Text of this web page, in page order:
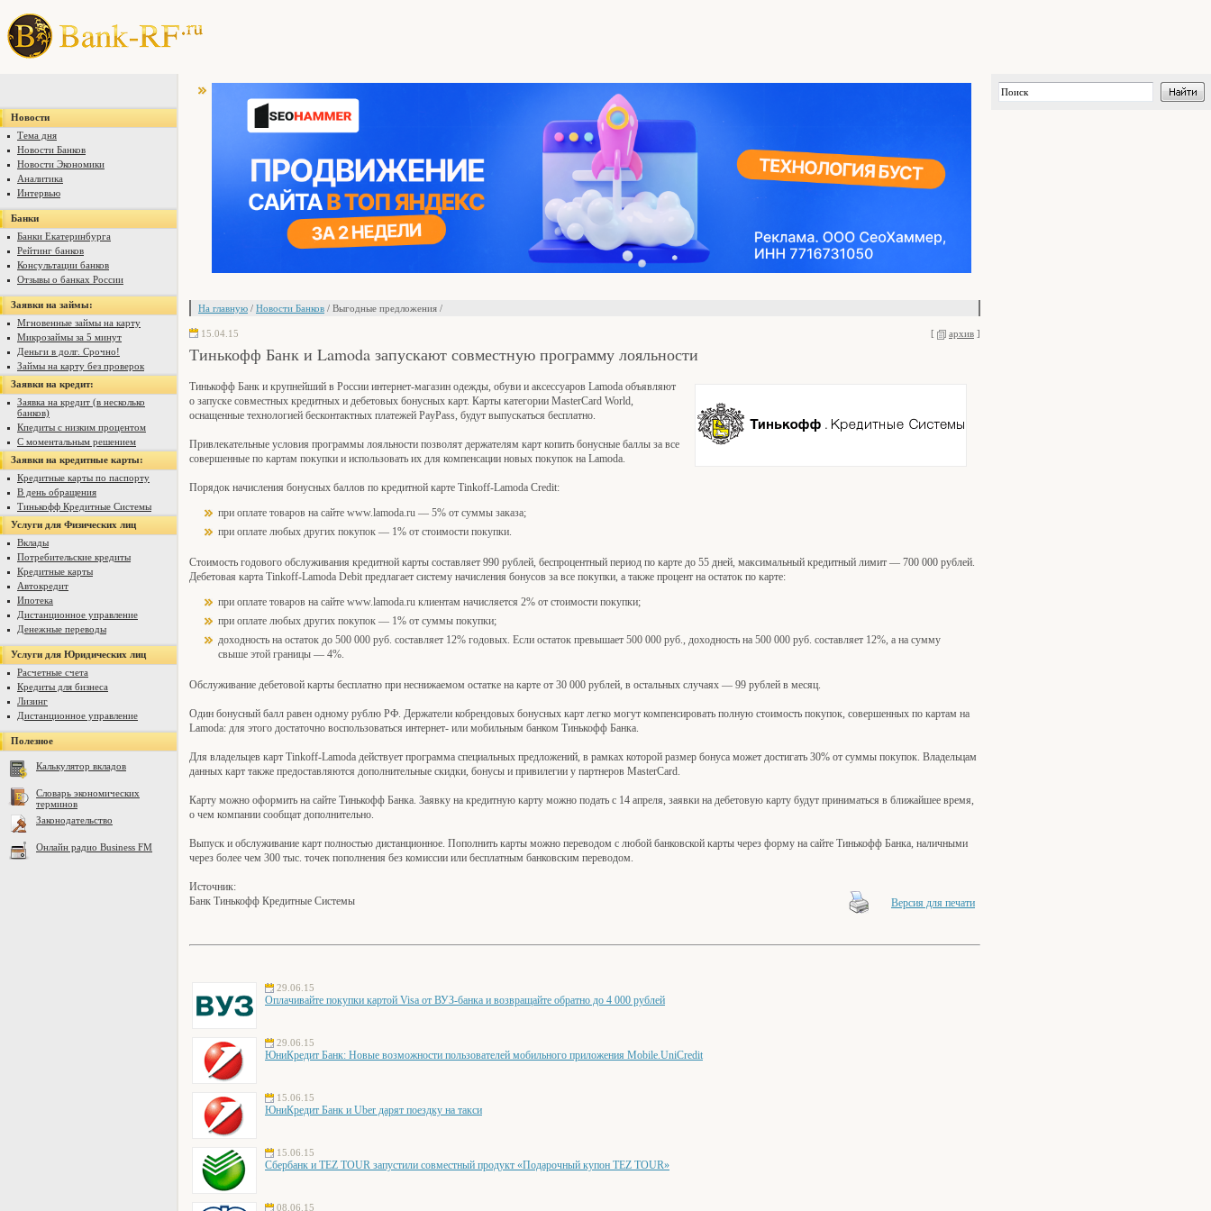
Новости
Тема дня
Новости Банков
Новости Экономики
Аналитика
Интервью
Банки
Банки Екатеринбурга
Рейтинг банков
Консультации банков
Отзывы о банках России
Заявки на займы:
Мгновенные займы на карту
Микрозаймы за 5 минут
Деньги в долг. Срочно!
Займы на карту без проверок
Заявки на кредит:
Заявка на кредит (в несколько
банков)
Кпедиты с низким процентом
С моментальным решением
Заявки на кредитные карты:
Кредитные карты по паспорту
В день обращения
Тинькофф Кредитные Системы
Услуги для Физических лиц
Вклады
Потребительские кредиты
Кредитные карты
Автокредит
Ипотека
Дистанционное управление
Денежные переводы
Услуги для Юридических лиц
Расчетные счета
Кредиты для бизнеса
Лизинг
Дистанционное управление
Полезное
Калькулятор вкладов
Словарь экономических
терминов
Законодательство
Онлайн радио Business FM
На главную / Новости Банков / Выгодные предложения /
[ архив ]
15.04.15
Тинькофф Банк и Lamoda запускают совместную программу лояльности
Тинькофф Банк и крупнейший в России интернет-магазин одежды, обуви и аксессуаров Lamoda объявляют
о запуске совместных кредитных и дебетовых бонусных карт. Карты категории MasterCard World,
оснащенные технологией бесконтактных платежей PayPass, будут выпускаться бесплатно.
Привлекательные условия программы лояльности позволят держателям карт копить бонусные баллы за все
совершенные по картам покупки и использовать их для компенсации новых покупок на Lamoda.
Порядок начисления бонусных баллов по кредитной карте Tinkoff-Lamoda Credit:
при оплате товаров на сайте www.lamoda.ru — 5% от суммы заказа;
при оплате любых других покупок — 1% от стоимости покупки.
Стоимость годового обслуживания кредитной карты составляет 990 рублей, беспроцентный период по карте до 55 дней, максимальный кредитный лимит — 700 000 рублей.
Дебетовая карта Tinkoff-Lamoda Debit предлагает систему начисления бонусов за все покупки, а также процент на остаток по карте:
при оплате товаров на сайте www.lamoda.ru клиентам начисляется 2% от стоимости покупки;
при оплате любых других покупок — 1% от суммы покупки;
доходность на остаток до 500 000 руб. составляет 12% годовых. Если остаток превышает 500 000 руб., доходность на 500 000 руб. составляет 12%, а на сумму
свыше этой границы — 4%.
Обслуживание дебетовой карты бесплатно при неснижаемом остатке на карте от 30 000 рублей, в остальных случаях — 99 рублей в месяц.
Один бонусный балл равен одному рублю РФ. Держатели кобрендовых бонусных карт легко могут компенсировать полную стоимость покупок, совершенных по картам на
Lamoda: для этого достаточно воспользоваться интернет- или мобильным банком Тинькофф Банка.
Для владельцев карт Tinkoff-Lamoda действует программа специальных предложений, в рамках которой размер бонуса может достигать 30% от суммы покупок. Владельцам
данных карт также предоставляются дополнительные скидки, бонусы и привилегии у партнеров MasterCard.
Карту можно оформить на сайте Тинькофф Банка. Заявку на кредитную карту можно подать с 14 апреля, заявки на дебетовую карту будут приниматься в ближайшее время,
о чем компании сообщат дополнительно.
Выпуск и обслуживание карт полностью дистанционное. Пополнить карты можно переводом с любой банковской карты через форму на сайте Тинькофф Банка, наличными
через более чем 300 тыс. точек пополнения без комиссии или бесплатным банковским переводом.
Источник:
Банк Тинькофф Кредитные Системы
Версия для печати
29.06.15
Оплачивайте покупки картой Visa от ВУЗ-банка и возвращайте обратно до 4 000 рублей
29.06.15
ЮниКредит Банк: Новые возможности пользователей мобильного приложения Mobile.UniCredit
15.06.15
ЮниКредит Банк и Uber дарят поездку на такси
15.06.15
Сбербанк и TEZ TOUR запустили совместный продукт «Подарочный купон TEZ TOUR»
08.06.15